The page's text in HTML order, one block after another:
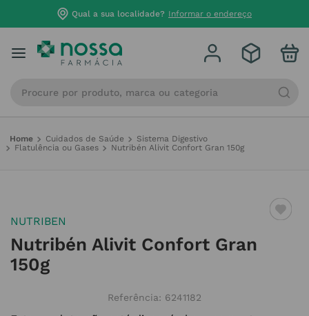
Qual a sua localidade? Informar o endereço
Cuidados de Saúde
Sistema Digestivo
Flatulência ou Gases
Nutribén Alivit Confort Gran 150g
NUTRIBEN
Nutribén Alivit Confort Gran
150g
Referência: 6241182